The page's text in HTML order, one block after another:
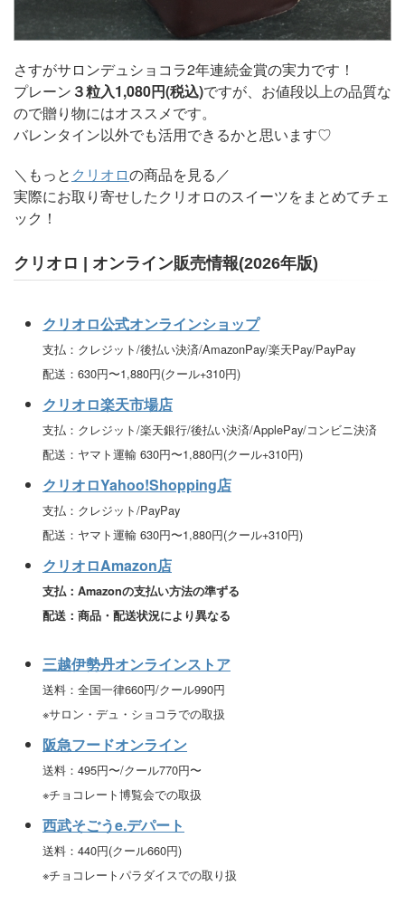
さすがサロンデュショコラ2年連続金賞の実力です！
プレーン ３粒入1,080円(税込)ですが、お値段以上の品質な
ので贈り物にはオススメです。
バレンタイン以外でも活用できるかと思います♡
＼もっと クリオロの商品を見る／
実際にお取り寄せしたクリオロのスイーツをまとめてチェ
ック！
クリオロ | オンライン販売情報(2026年版)
クリオロ公式オンラインショップ
支払：クレジット/後払い決済/AmazonPay/楽天Pay/PayPay
配送：630円〜1,880円(クール+310円)
クリオロ楽天市場店
支払：クレジット/楽天銀行/後払い決済/ApplePay/コンビニ決済
配送：ヤマト運輸 630円〜1,880円(クール+310円)
クリオロYahoo!Shopping店
支払：クレジット/PayPay
配送：ヤマト運輸 630円〜1,880円(クール+310円)
クリオロAmazon店
支払：Amazonの支払い方法の準ずる
配送：商品・配送状況により異なる
三越伊勢丹オンラインストア
送料：全国一律660円/クール990円
※サロン・デュ・ショコラでの取扱
阪急フードオンライン
送料：495円〜/クール770円〜
※チョコレート博覧会での取扱
西武そごうe.デパート
送料：440円(クール660円)
※チョコレートパラダイスでの取り扱